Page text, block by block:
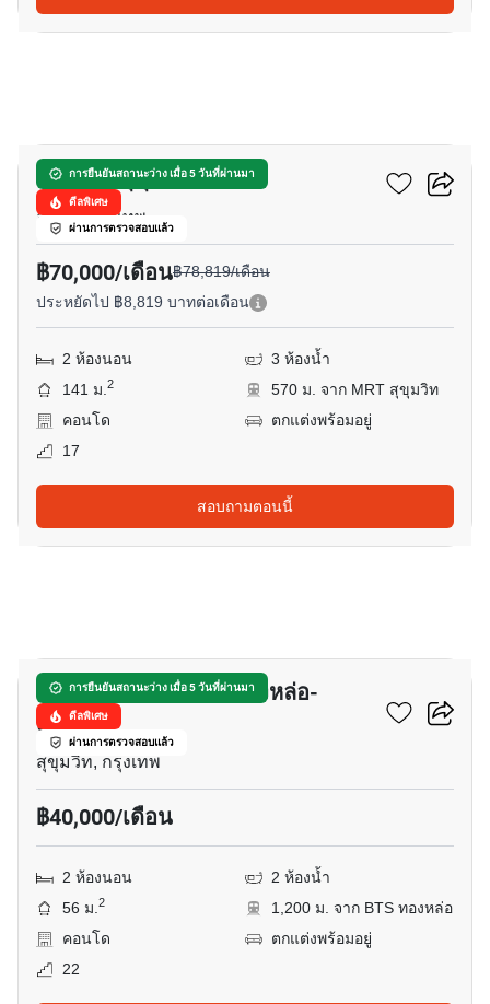
การยืนยันสถานะว่าง เมื่อ 5 วันที่ผ่านมา
ดีลพิเศษ
ผ่านการตรวจสอบแล้ว
เดอะ รูม สุขุมวิท 21
อโศก, กรุงเทพ
฿70,000/เดือน฿78,819/เดือน
ประหยัดไป ฿8,819 บาทต่อเดือน
2 ห้องนอน
3 ห้องน้ำ
141 ม.2
570 ม. จาก MRT สุขุมวิท
คอนโด
ตกแต่งพร้อมอยู่
17
สอบถามตอนนี้
การยืนยันสถานะว่าง เมื่อ 5 วันที่ผ่านมา
ดีลพิเศษ
ผ่านการตรวจสอบแล้ว
เดอะฟายน์ แบงค็อค ทองหล่อ-
เอกมัย
สุขุมวิท, กรุงเทพ
฿40,000/เดือน
2 ห้องนอน
2 ห้องน้ำ
56 ม.2
1,200 ม. จาก BTS ทองหล่อ
คอนโด
ตกแต่งพร้อมอยู่
22